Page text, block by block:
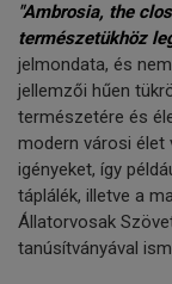
"Ambrosia, the
természetükhöz
jelmondata, és
jellemzői hűen
természetére és
modern városi
igényeket, így
táplálék, illetve a
Állatorvosak
tanúsítványával